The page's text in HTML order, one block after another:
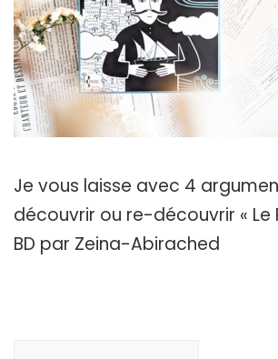
Je vous laisse avec 4
découvrir ou re-découvrir « Le
BD par Zeina-Abirached